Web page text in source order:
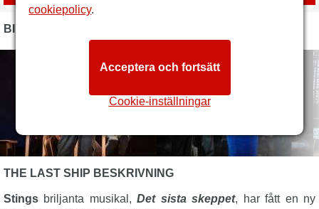
BILDER
THE LAST SHIP BESKRIVNING
Stings briljanta musikal,Det sista skeppet, har fått en ny
cookiepolicy.
Cookie-inställningar
Acceptera och fortsätt